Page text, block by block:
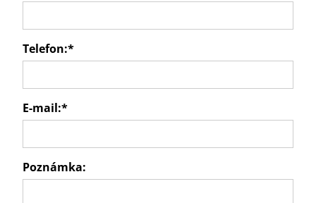
Telefon:*
E-mail:*
Poznámka: